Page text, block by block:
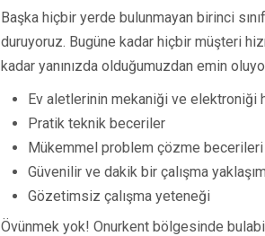
Başka hiçbir yerde bulunmayan birinci
duruyoruz. Bugüne kadar hiçbir müşteri
kadar yanınızda olduğumuzdan emin
Ev aletlerinin mekaniği ve elektroniği
Pratik teknik beceriler
Mükemmel problem çözme becerileri
Güvenilir ve dakik bir çalışma
Gözetimsiz çalışma yeteneği
Övünmek yok! Onurkent bölgesinde